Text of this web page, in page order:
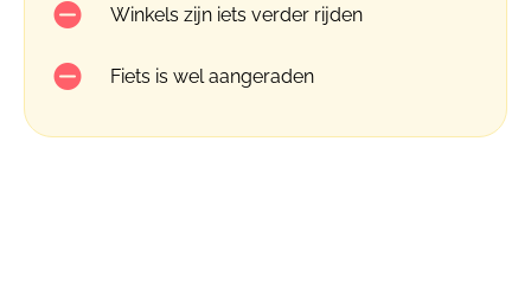
Winkels zijn iets verder rijden
Fiets is wel aangeraden